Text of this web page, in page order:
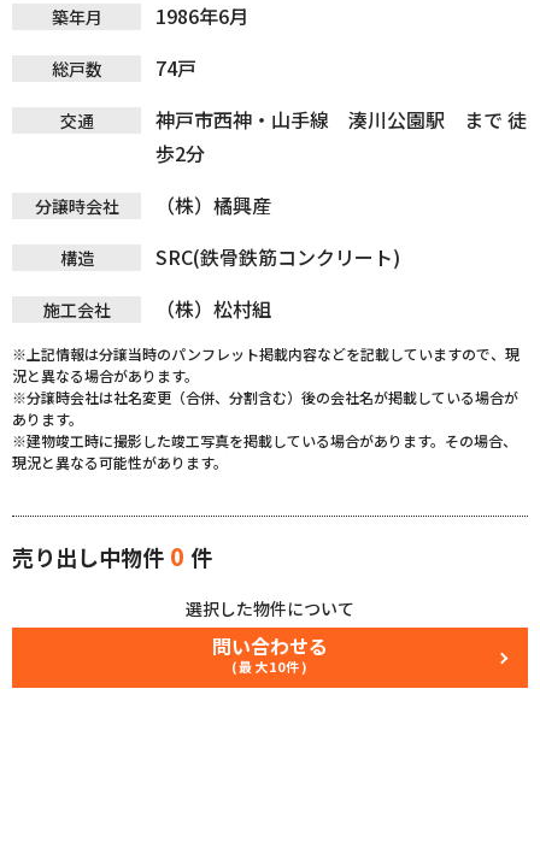
築年月 1986年6月
総戸数 74戸
交通
神戸市西神・山手線 湊川公園駅 まで 徒
歩2分
分譲時会社 （株）橘興産
構造 SRC(鉄骨鉄筋コンクリート)
施工会社 （株）松村組
※上記情報は分譲当時のパンフレット掲載内容などを記載していますので、現
況と異なる場合があります。
※分譲時会社は社名変更（合併、分割含む）後の会社名が掲載している場合が
あります。
※建物竣工時に撮影した竣工写真を掲載している場合があります。その場合、
現況と異なる可能性があります。
売り出し中物件 0 件
選択した物件について
問い合わせる
(最大10件)